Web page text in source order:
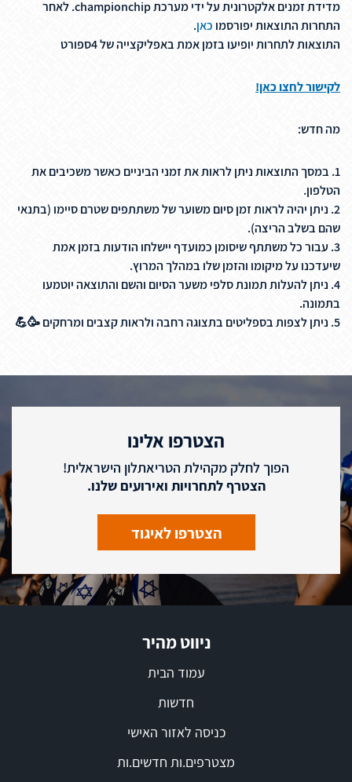
מדידת זמנים אלקטרונית על ידי מערכת championchip. לאחר
התחרות התוצאות יפורסמו כאן.
התוצאות לתחרות יופיעו בזמן אמת באפליקצייה של 4ספורט
לקישור לחצו כאן!
מה חדש:
1. במסך התוצאות ניתן לראות את זמני הביניים כאשר משכיבים את
הטלפון.
2. ניתן יהיה לראות זמן סיום משוער של משתתפים שטרם סיימו (בתנאי
שהם בשלב הריצה).
3. עבור כל משתתף שיסומן כמועדף יישלחו הודעות בזמן אמת
שיעדכנו על מיקומו והזמן שלו במהלך המרוץ.
4. ניתן להעלות תמונת סלפי משער הסיום והשם והתוצאה יוטמעו
בתמונה.
5. ניתן לצפות בספליטים בתצוגה רחבה ולראות קצבים ומרחקים
🥳
💪
הצטרפו אלינו
הפוך לחלק מקהילת הטריאתלון הישראלית!
הצטרף לתחרויות ואירועים שלנו.
הצטרפו לאיגוד
ניווט מהיר
עמוד הבית
חדשות
כניסה לאזור האישי
מצטרפים.ות חדשים.ות